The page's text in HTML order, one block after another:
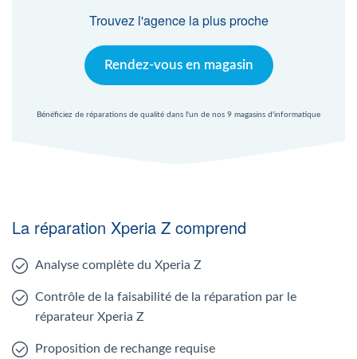
Trouvez l'agence la plus proche
Rendez-vous en magasin
Bénéficiez de réparations de qualité dans l'un de nos 9 magasins d'informatique
La réparation Xperia Z comprend
Analyse complète du Xperia Z
Contrôle de la faisabilité de la réparation par le
réparateur Xperia Z
Proposition de rechange requise